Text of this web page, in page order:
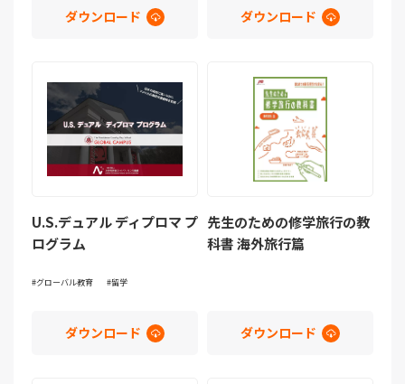
ダウンロード ダウンロード
U.S.デュアル ディプロマ プ
ログラム
グローバル教育 留学
ダウンロード
先生のための修学旅行の教
科書 海外旅行篇
ダウンロード